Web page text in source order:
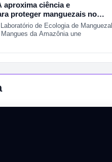
aproxima ciência e
proteger manguezais no
de Ecologia de Manguezal
da Amazônia une